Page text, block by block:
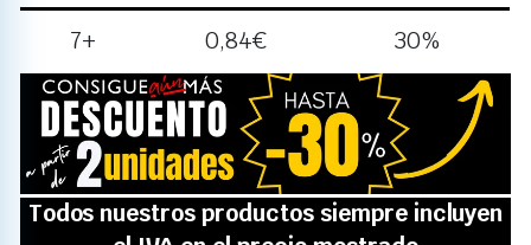
7+ 0,84€ 30%